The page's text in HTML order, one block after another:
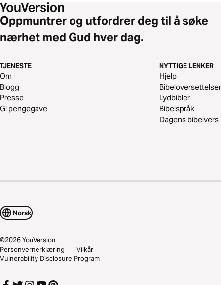
Oppmuntrer og utfordrer deg til å søke
nærhet med Gud hver dag.
TJENESTE
Om
Blogg
Presse
Gi pengegave
NYTTIGE LENKER
Hjelp
Bibeloversettelser
Lydbibler
Bibelspråk
Dagens bibelvers
Norsk
©2026YouVersion
Personvernerklæring
Vilkår
Vulnerability Disclosure Program